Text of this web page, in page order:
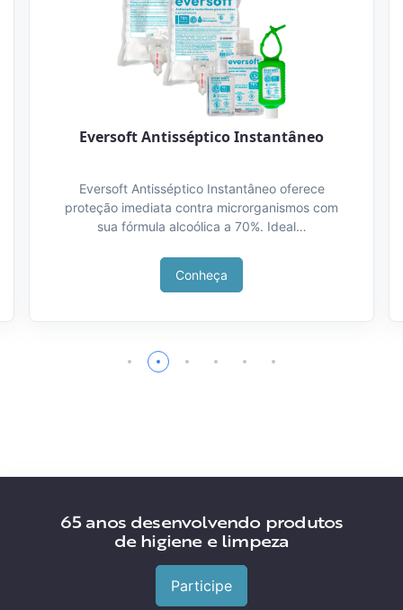
Eversoft Antisséptico Instantâneo
Eversoft Antisséptico Instantâneo oferece
proteção imediata contra microrganismos com
sua fórmula alcoólica a 70%. Ideal…
Conheça
65 anos desenvolvendo produtos
de higiene e limpeza
Participe